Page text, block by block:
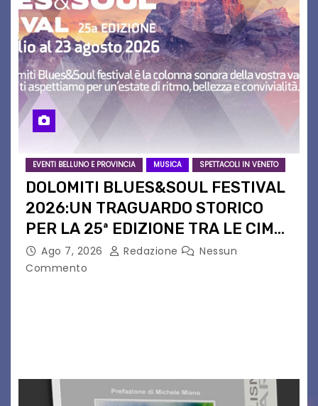
EVENTI BELLUNO E PROVINCIA MUSICA SPETTACOLI IN VENETO
DOLOMITI BLUES&SOUL FESTIVAL
2026:UN TRAGUARDO STORICO
PER LA 25ª EDIZIONE TRA LE CIME
PATRIMONIO UNESCO
Ago 7, 2026 Redazione
Nessun
Commento